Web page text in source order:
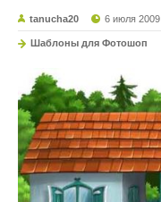
tanucha20 6 июля 2009
Шаблоны для Фотошоп